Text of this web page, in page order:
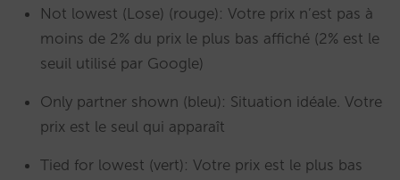
Not lowest (Lose) (rouge): Votre prix n’est pas à
moins de 2% du prix le plus bas affiché (2% est le
seuil utilisé par Google)
Only partner shown (bleu): Situation idéale. Votre
prix est le seul qui apparaît
Tied for lowest (vert): Votre prix est le plus bas